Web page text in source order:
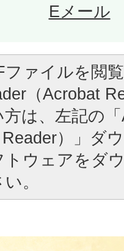
Eメール
ファイルを閲
（Acrobat
は、左記の
）」ダ
トウェアをダ
。